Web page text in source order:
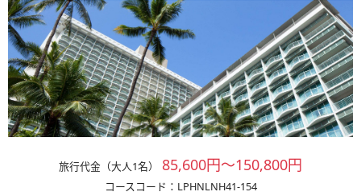
旅行代金（大人1名） 85,600円～150,800円
コースコード：LPHNLNH41-154